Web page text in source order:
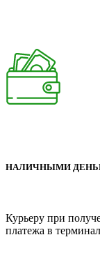
НАЛИЧНЫМИ
Курьеру при
платежа в